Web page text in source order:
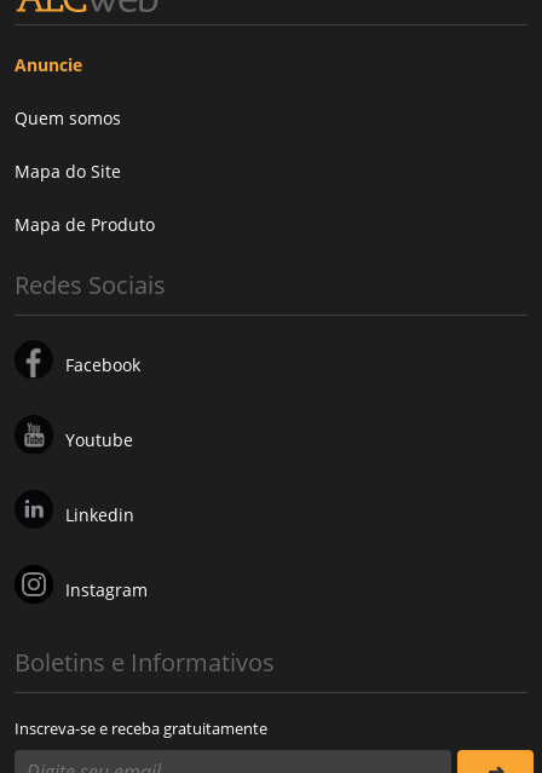
Anuncie
Quem somos
Mapa do Site
Mapa de Produto
Redes Sociais
Facebook
Youtube
Linkedin
Instagram
Boletins e Informativos
Inscreva-se e receba gratuitamente